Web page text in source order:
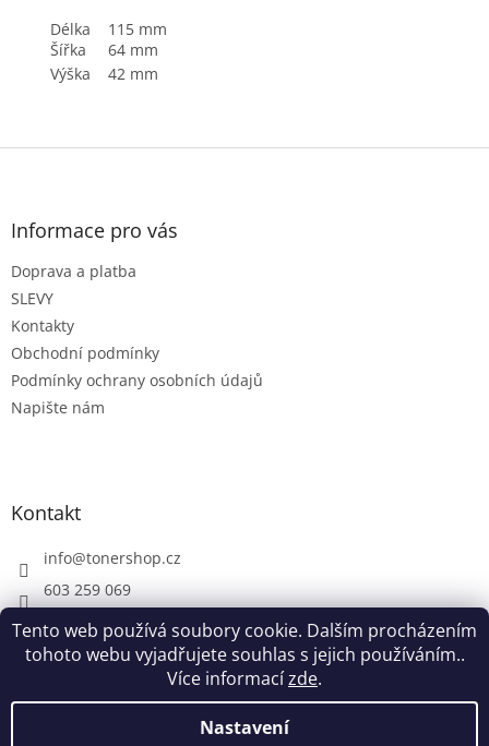
Tento web používá soubory cookie. Dalším procházením
tohoto webu vyjadřujete souhlas s jejich používáním..
Více informacízde.
Nastavení
Délka 115 mm
Šířka 64 mm
Výška 42 mm
Z
Informace pro vás
Doprava a platba
SLEVY
Kontakty
Obchodní podmínky
Podmínky ochrany osobních údajů
Napište nám
Kontakt
info@tonershop.cz
603 259 069
Vytvořil Shoptet